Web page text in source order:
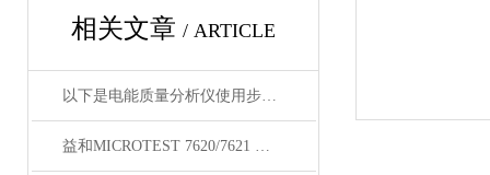
相关文章 / ARTICLE
以下是电能质量分析仪使用步骤的详细介绍
益和MICROTEST 7620/7621 耐压测试仪